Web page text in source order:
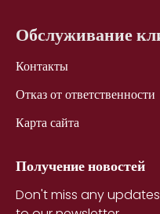
Обслуживание
Контакты
Отказ от ответственности
Карта сайта
Получение новостей
Don't miss any